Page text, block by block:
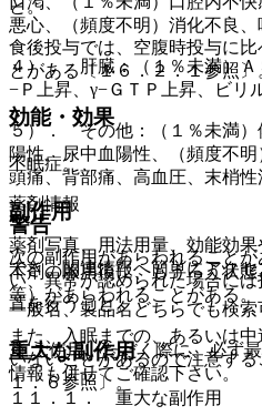
悪心、（頻度不明）消化不良、
４）． 肝臓：（１％未満）Ａ
−Ｐ上昇、γ−ＧＴＰ上昇、ビリ
５）． その他：（１％未満）
陽性、尿中血陽性、（頻度不
頭痛、背部痛、高血圧、末梢性
警告
本剤の服用後に、もうろう状
等）があらわれることがある。
また、入眠までの、あるいは
いないことがあるので注意す
１．６参照〕。
と。
食後投与では、空腹時投与に
とがある〔１６．２．１参照〕
効能・効果
不眠症。
副作用
次の副作用があらわれること
い、異常が認められた場合に
置を行うこと。
重大な副作用
１１．１． 重大な副作用
薬剤情報
薬剤写真、用法用量、効能効
でき、関連情報へ簡単にアク
一般名、製品名どちらでも検索
※ ご使用いただく際に、必ず
情報も併せてご確認下さい。